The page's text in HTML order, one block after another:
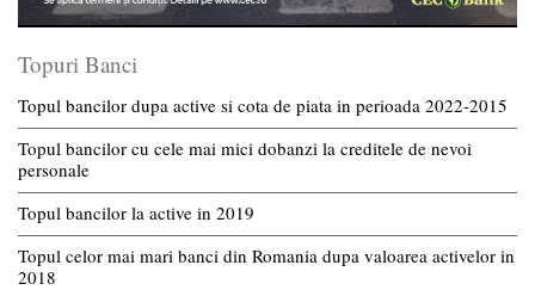
Topuri Banci
Topul bancilor dupa active si cota de piata in perioada 2022-2015
Topul bancilor cu cele mai mici dobanzi la creditele de nevoi
personale
Topul bancilor la active in 2019
Topul celor mai mari banci din Romania dupa valoarea activelor in
2018